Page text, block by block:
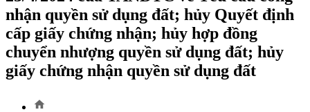
nhận quyền sử dụng đất; hủy Quyết định
cấp giấy chứng nhận; hủy hợp đồng
chuyển nhượng quyền sử dụng đất; hủy
giấy chứng nhận quyền sử dụng đất
home